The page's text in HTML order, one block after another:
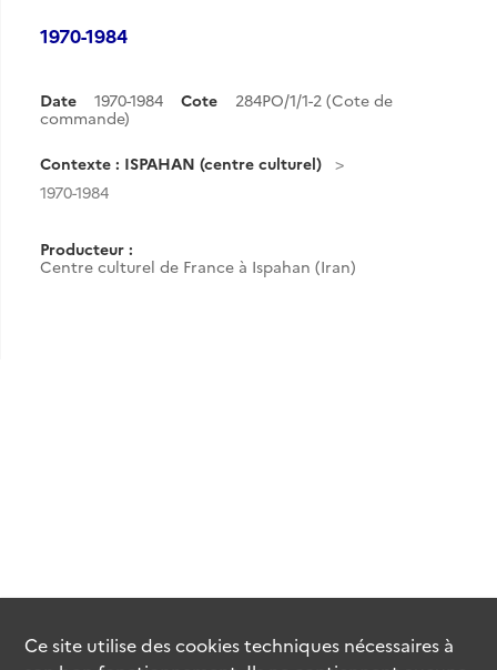
1970-1984
Date 1970-1984 Cote
284PO/1/1-2 (Cote de
commande)
Contexte : ISPAHAN (centre culturel)
1970-1984
Producteur :
Centre culturel de France à Ispahan (Iran)
Ce site utilise descookiestechniques nécessaires à